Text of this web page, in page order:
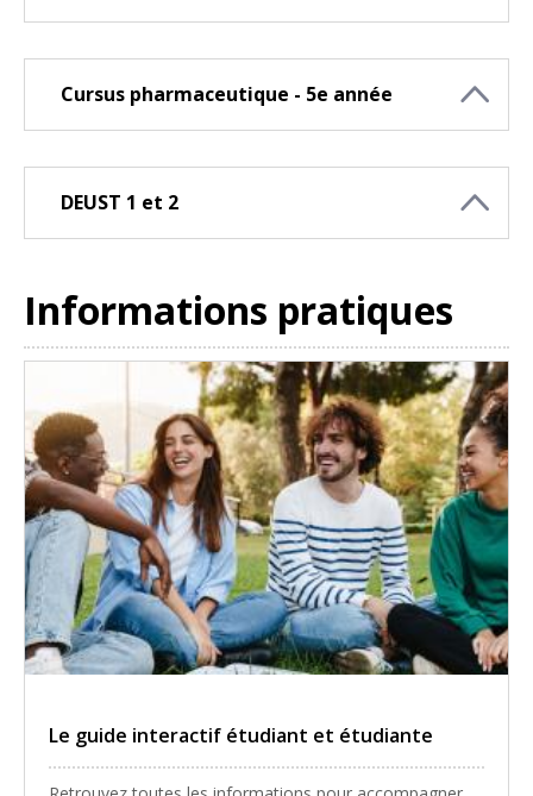
Cursus pharmaceutique - 5e année
DEUST 1 et 2
Informations pratiques
Le guide interactif étudiant et étudiante